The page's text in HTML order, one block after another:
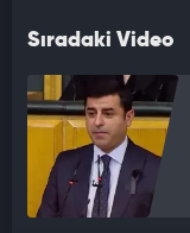
Sıradaki Video